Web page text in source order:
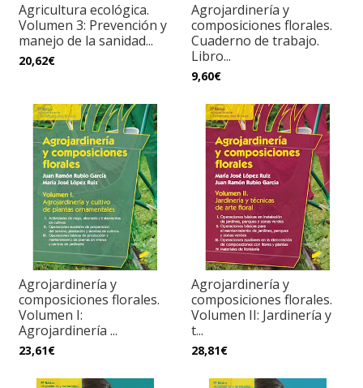
Agricultura ecológica.
Volumen 3: Prevención y
manejo de la sanidad...
20,62€
Agrojardinería y
composiciones florales.
Cuaderno de trabajo.
Libro...
9,60€
Agrojardinería y
composiciones florales.
Volumen I:
Agrojardinería ...
23,61€
Agrojardinería y
composiciones florales.
Volumen II: Jardinería y
t...
28,81€